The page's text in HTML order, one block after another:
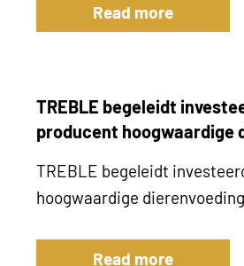
Read more
TREBLE begeleidt
producent hoogwaardige
TREBLE begeleidt
hoogwaardige
Read more